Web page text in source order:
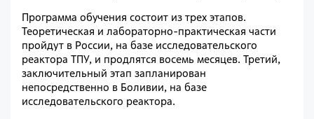
Программа обучения состоит из трех этапов.
Теоретическая и лабораторно-практическая части
пройдут в России, на базе исследовательского
реактора ТПУ, и продлятся восемь месяцев. Третий,
заключительный этап запланирован
непосредственно в Боливии, на базе
исследовательского реактора.